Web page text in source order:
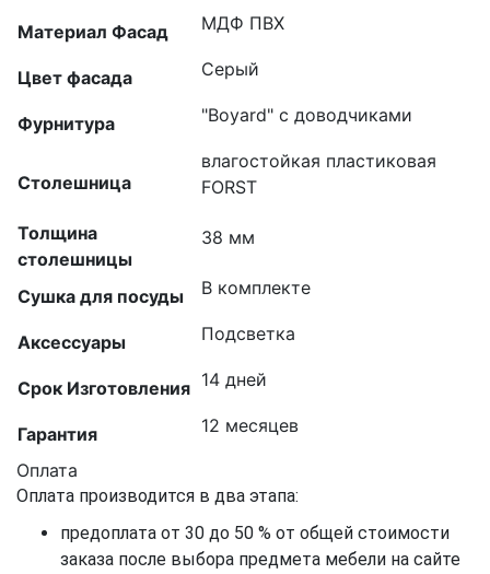
Материал Фасад МДФ ПВХ
Цвет фасада Серый
Фурнитура "Boyard" с доводчиками
Столешница
влагостойкая пластиковая
FORST
Толщина
столешницы
38 мм
Сушка для посуды В комплекте
Аксессуары Подсветка
Срок Изготовления 14 дней
Гарантия 12 месяцев
Оплата
Оплата производится в два этапа:
предоплата от 30 до 50 % от общей стоимости
заказа после выбора предмета мебели на сайте